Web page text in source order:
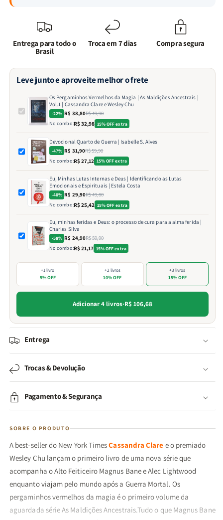
Entrega para todo o
Brasil
Troca em 7 dias Compra segura
Leve junto e aproveite melhor o frete
Os Pergaminhos Vermelhos da Magia | As Maldições Ancestrais |
Vol.1 | Cassandra Clare e Wesley Chu
-22% R$ 38,80R$ 49,90
No combo:R$ 32,98 15% OFF extra
Devocional Quarto de Guerra | Isabelle S. Alves
-47% R$ 31,90R$ 59,90
No combo:R$ 27,12 15% OFF extra
Eu, Minhas Lutas Internas e Deus | Identificando as Lutas
Emocionais e Espirituais | Estela Costa
-40% R$ 29,90R$ 49,80
No combo:R$ 25,42 15% OFF extra
Eu, minhas feridas e Deus: o processo de cura para a alma ferida |
Charles Silva
-58% R$ 24,90R$ 59,90
No combo:R$ 21,17 15% OFF extra
+1 livro
5% OFF
+2 livros
10% OFF
+3 livros
15% OFF
Adicionar 4 livros·R$ 106,68
Entrega
Trocas & Devolução
Pagamento & Segurança
SOBRE O PRODUTO
A best-seller do New York TimesCassandra Clare e o premiado
Wesley Chu lançam o primeiro livro de uma nova série que
acompanha o Alto Feiticeiro Magnus Bane e Alec Lightwood
enquanto viajam pelo mundo após a Guerra Mortal. Os
pergaminhos vermelhos da magia é o primeiro volume da
aguardada série As Maldições Ancestrais.Tudo o que Magnus Bane